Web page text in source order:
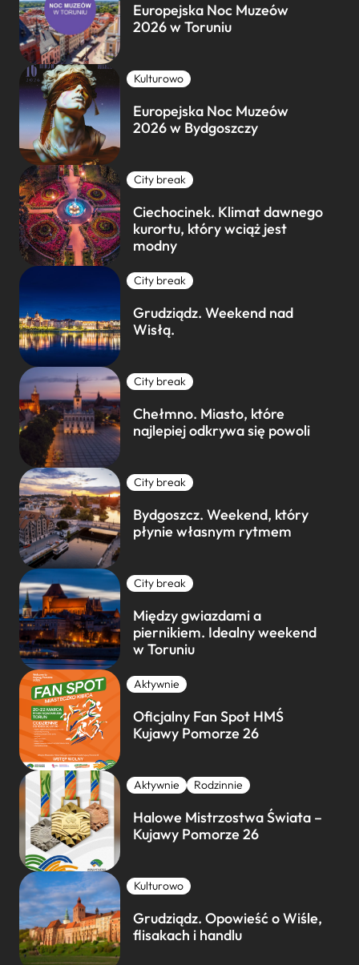
Europejska Noc Muzeów
2026 w Toruniu
Kulturowo
Europejska Noc Muzeów
2026 w Bydgoszczy
City break
Ciechocinek. Klimat dawnego
kurortu, który wciąż jest
modny
City break
Grudziądz. Weekend nad
Wisłą.
City break
Chełmno. Miasto, które
najlepiej odkrywa się powoli
City break
Bydgoszcz. Weekend, który
płynie własnym rytmem
City break
Między gwiazdami a
piernikiem. Idealny weekend
w Toruniu
Aktywnie
Oficjalny Fan Spot HMŚ
Kujawy Pomorze 26
Aktywnie Rodzinnie
Halowe Mistrzostwa Świata –
Kujawy Pomorze 26
Kulturowo
Grudziądz. Opowieść o Wiśle,
flisakach i handlu